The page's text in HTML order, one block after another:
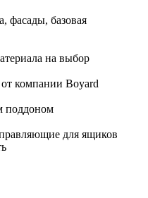
фасады, базовая
на выбор
компании Boyard
поддоном
для ящиков